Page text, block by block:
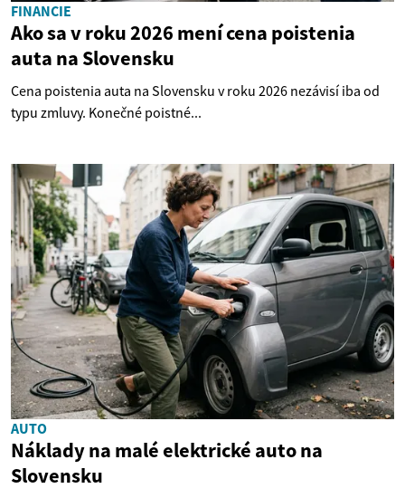
FINANCIE
Ako sa v roku 2026 mení cena poistenia
auta na Slovensku
Cena poistenia auta na Slovensku v roku 2026 nezávisí iba od
typu zmluvy. Konečné poistné...
AUTO
Náklady na malé elektrické auto na
Slovensku